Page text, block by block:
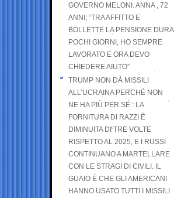
GOVERNO MELONI. ANNA , 72
ANNI; “TRA AFFITTO E
BOLLETTE LA PENSIONE DURA
POCHI GIORNI, HO SEMPRE
LAVORATO E ORA DEVO
CHIEDERE AIUTO”
TRUMP NON DÀ MISSILI
ALL’UCRAINA PERCHÉ NON
NE HA PIÙ PER SÉ : LA
FORNITURA DI RAZZI È
DIMINUITA DI TRE VOLTE
RISPETTO AL 2025, E I RUSSI
CONTINUANO A MARTELLARE
CON LE STRAGI DI CIVILI. IL
GUAIO È CHE GLI AMERICANI
HANNO USATO TUTTI I MISSILI